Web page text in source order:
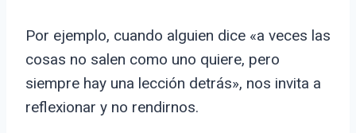
Por ejemplo, cuando alguien dice «a veces las
cosas no salen como uno quiere, pero
siempre hay una lección detrás», nos invita a
reflexionar y no rendirnos.